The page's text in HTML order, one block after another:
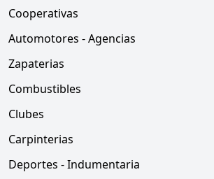
Cooperativas
Automotores - Agencias
Zapaterias
Combustibles
Clubes
Carpinterias
Deportes - Indumentaria